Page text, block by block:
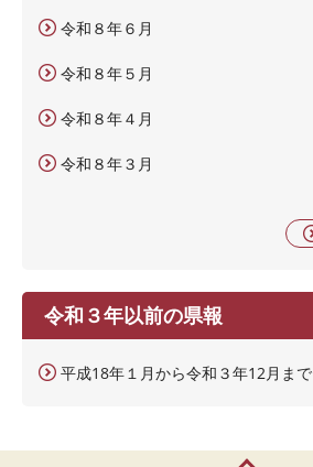
令和８年６月
令和８年５月
令和８年４月
令和８年３月
令和３年以前の県報
平成18年１月から令和３年12月まで